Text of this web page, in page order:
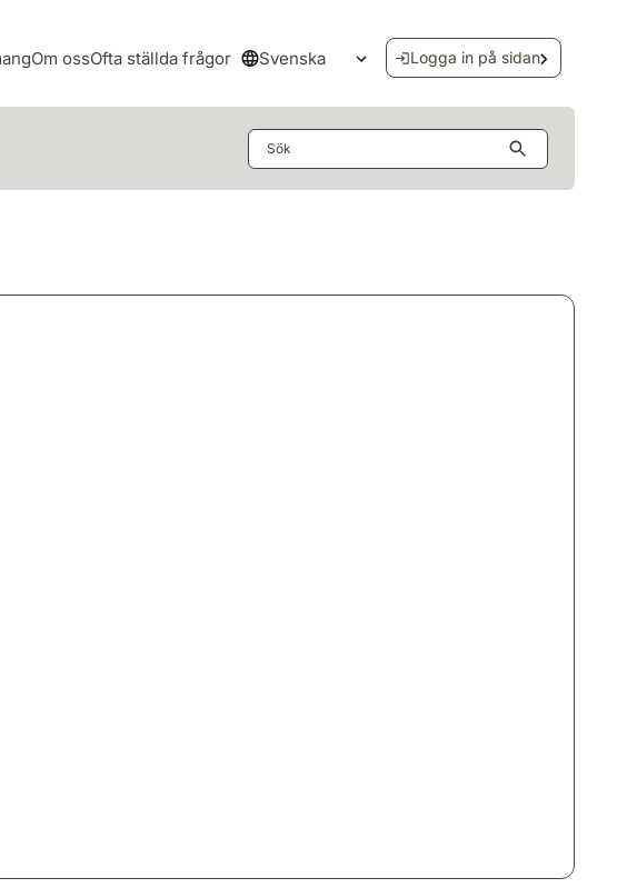
Om ossOfta ställda frågor Svenska
Öppna språkmenyn
Logga in på sidan